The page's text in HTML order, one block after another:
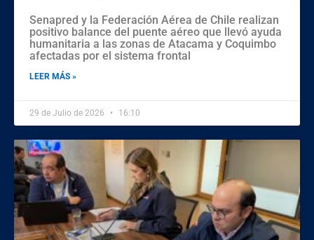
Senapred y la Federación Aérea de Chile realizan
positivo balance del puente aéreo que llevó ayuda
humanitaria a las zonas de Atacama y Coquimbo
afectadas por el sistema frontal
LEER MÁS »
29 de Julio de 2026 16:10